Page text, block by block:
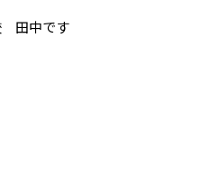
田中です